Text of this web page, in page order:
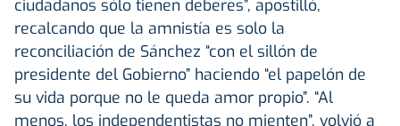
ciudadanos sólo tienen deberes”, apostilló,
recalcando que la amnistía es solo la
reconciliación de Sánchez “con el sillón de
presidente del Gobierno” haciendo “el papelón de
su vida porque no le queda amor propio”. “Al
menos, los independentistas no mienten”, volvió a